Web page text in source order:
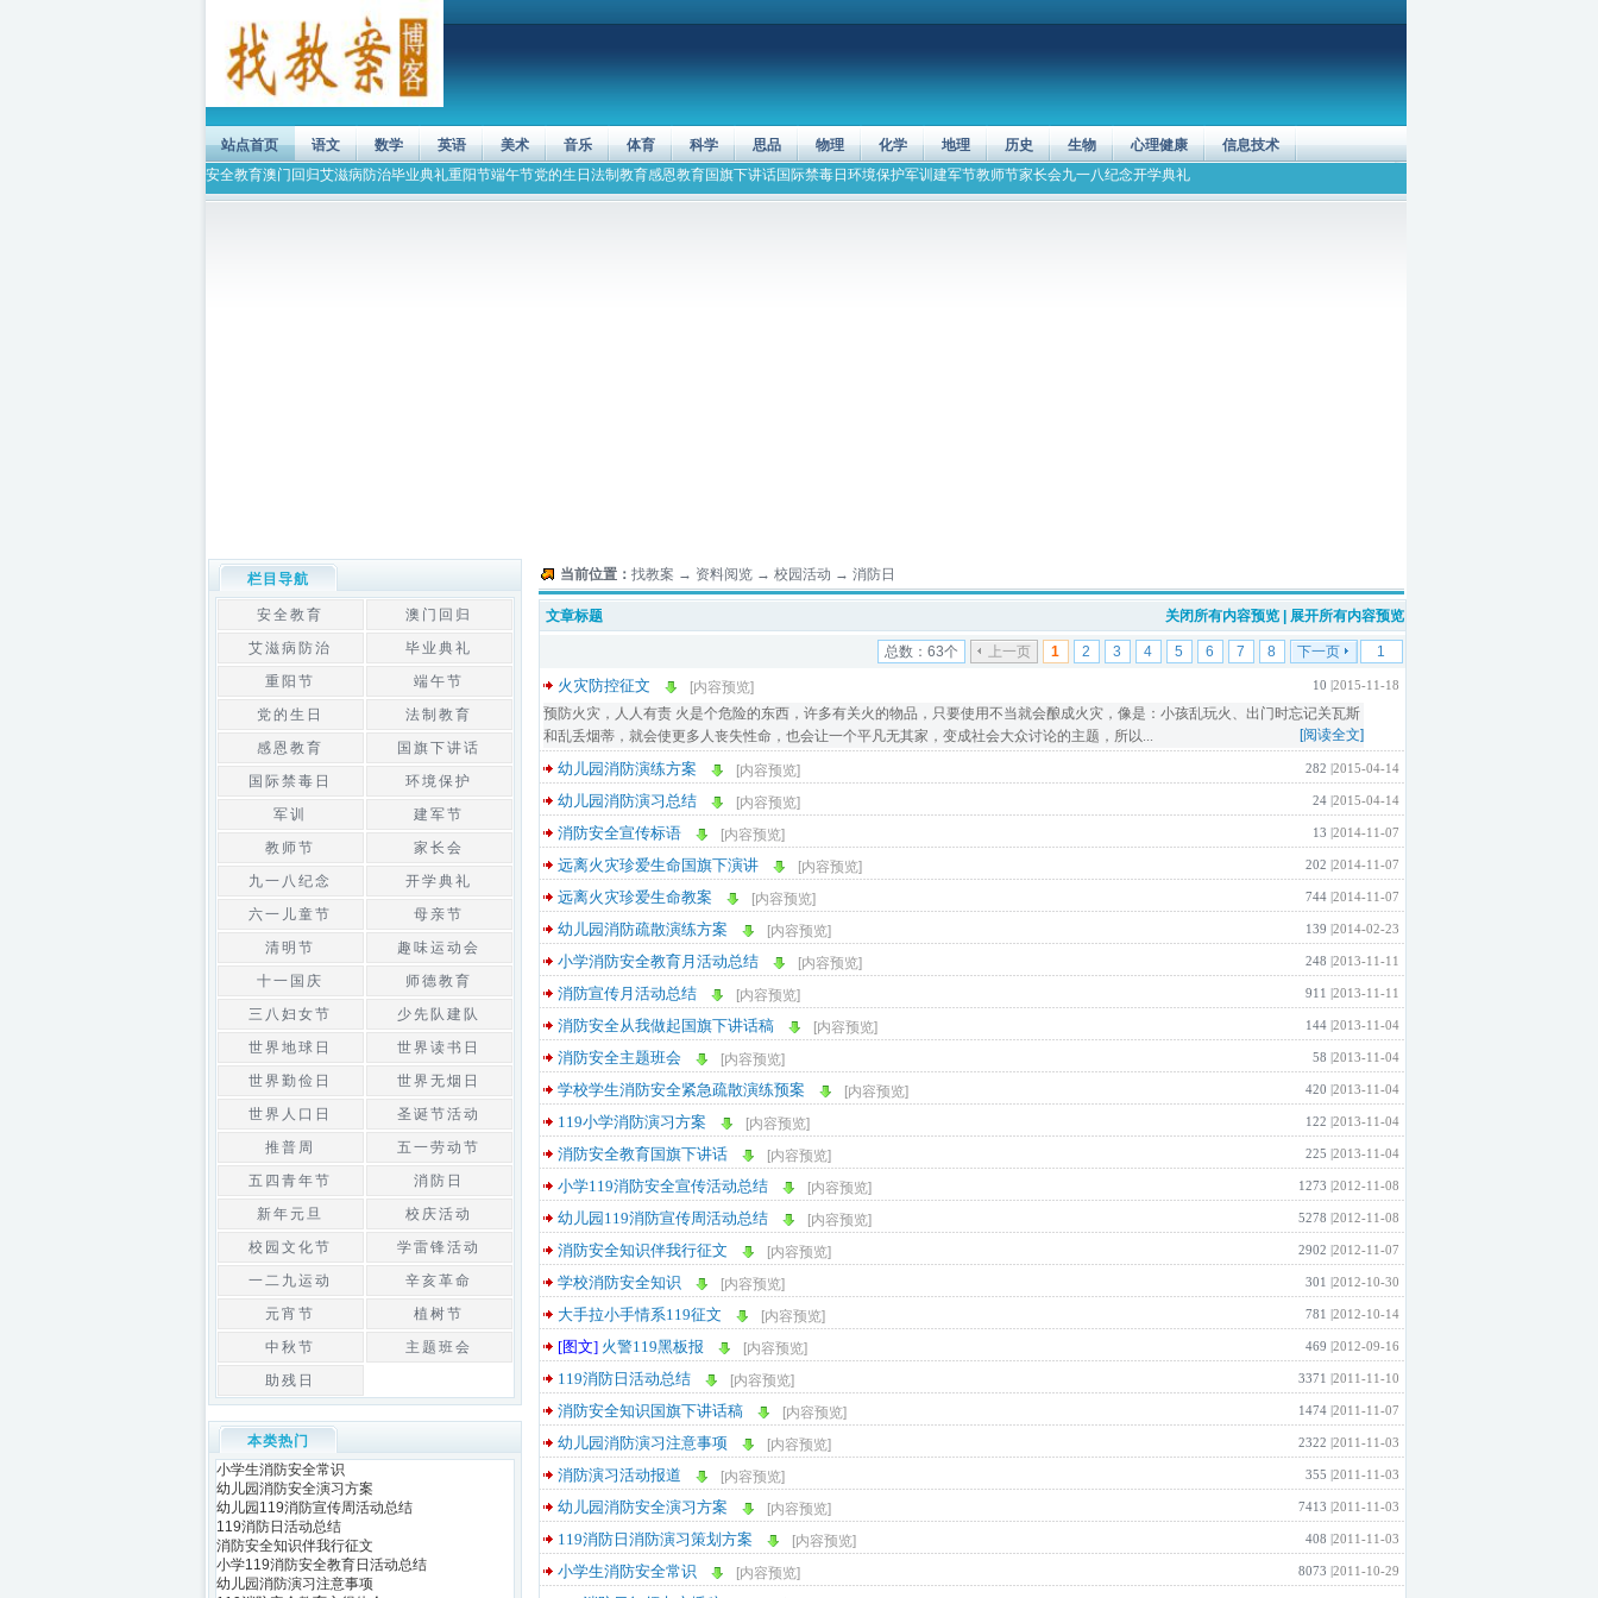
站点首页 语文 数学 英语 美术 音乐 体育 科学 思品 物理 化学 地理 历史 生物 心理健康
信息技术
安全教育澳门回归艾滋病防治毕业典礼重阳节端午节党的生日 法制教育感恩教育国旗下讲话国际禁毒日 环境保护军训 建军节教师节家长会九一八纪念开学典礼
当前位置： 找教案 → 资料阅览→ 校园活动 → 消防日
文章标题 关闭所有内容预览| 展开所有内容预览
总数：63个 上一页 1 2 3 4 5 6 7 8 下一页
火灾防控征文 [内容预览] 10 |2015-11-18
预防火灾，人人有责 火是个危险的东西，许多有关火的物品，只要使用不当就会酿成火灾，像是：小孩乱玩火、出门时忘记关瓦斯
和乱丢烟蒂，就会使更多人丧失性命，也会让一个平凡无其家，变成社会大众讨论的主题，所以...
[阅读全文]
幼儿园消防演练方案 [内容预览] 282 |2015-04-14
幼儿园消防演习总结 [内容预览] 24 |2015-04-14
消防安全宣传标语 [内容预览] 13 |2014-11-07
远离火灾珍爱生命国旗下演讲 [内容预览] 202 |2014-11-07
远离火灾珍爱生命教案 [内容预览] 744 |2014-11-07
幼儿园消防疏散演练方案 [内容预览] 139 |2014-02-23
小学消防安全教育月活动总结 [内容预览] 248 |2013-11-11
消防宣传月活动总结 [内容预览] 911 |2013-11-11
消防安全从我做起国旗下讲话稿 [内容预览] 144 |2013-11-04
消防安全主题班会 [内容预览] 58 |2013-11-04
学校学生消防安全紧急疏散演练预案 [内容预览] 420 |2013-11-04
119小学消防演习方案 [内容预览] 122 |2013-11-04
消防安全教育国旗下讲话 [内容预览] 225 |2013-11-04
小学119消防安全宣传活动总结 [内容预览] 1273 |2012-11-08
幼儿园119消防宣传周活动总结 [内容预览] 5278 |2012-11-08
消防安全知识伴我行征文 [内容预览] 2902 |2012-11-07
学校消防安全知识 [内容预览] 301 |2012-10-30
大手拉小手情系119征文 [内容预览] 781 |2012-10-14
[图文] 火警119黑板报 [内容预览] 469 |2012-09-16
119消防日活动总结 [内容预览] 3371 |2011-11-10
消防安全知识国旗下讲话稿 [内容预览] 1474 |2011-11-07
幼儿园消防演习注意事项 [内容预览] 2322 |2011-11-03
消防演习活动报道 [内容预览] 355 |2011-11-03
幼儿园消防安全演习方案 [内容预览] 7413 |2011-11-03
119消防日消防演习策划方案 [内容预览] 408 |2011-11-03
小学生消防安全常识 [内容预览] 8073 |2011-10-29
栏目导航
安全教育
澳门回归
艾滋病防治
毕业典礼
重阳节
端午节
党的生日
法制教育
感恩教育
国旗下讲话
国际禁毒日
环境保护
军训
建军节
教师节
家长会
九一八纪念
开学典礼
六一儿童节
母亲节
清明节
趣味运动会
十一国庆
师德教育
三八妇女节
少先队建队
世界地球日
世界读书日
世界勤俭日
世界无烟日
世界人口日
圣诞节活动
推普周
五一劳动节
五四青年节
消防日
新年元旦
校庆活动
校园文化节
学雷锋活动
一二九运动
辛亥革命
元宵节
植树节
中秋节
主题班会
助残日
本类热门
小学生消防安全常识
幼儿园消防安全演习方案
幼儿园119消防宣传周活动总结
119消防日活动总结
消防安全知识伴我行征文
小学119消防安全教育日活动总结
幼儿园消防演习注意事项